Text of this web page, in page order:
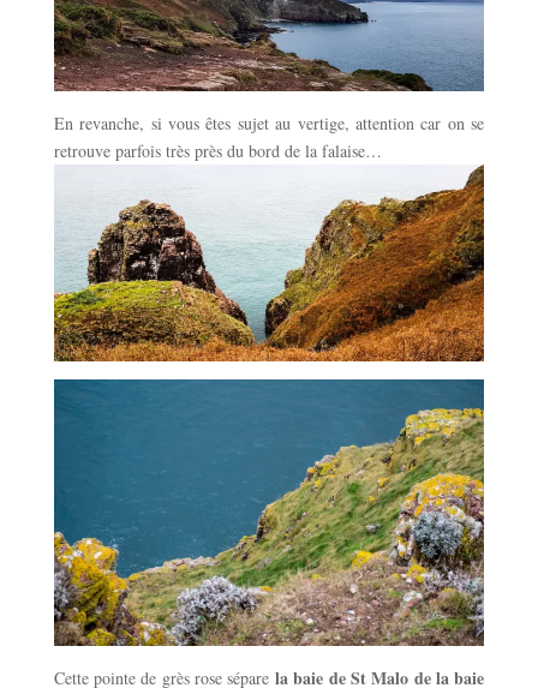
En revanche, si vous êtes sujet au vertige, attention car on se
retrouve parfois très près du bord de la falaise…
Cette pointe de grès rose sépare la baie de St Malo de la baie